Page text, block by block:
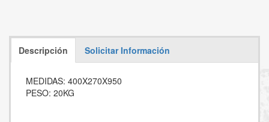
Descripción Solicitar Información
MEDIDAS: 400X270X950
PESO: 20KG